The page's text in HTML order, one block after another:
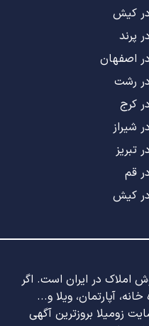
در کیش
پرند
در اصفهان
در رشت
کرج
شیراز
تبریز
قم
در کیش
املاک در ایران است. اگر
آپارتمان، ویلا و...
زومیلا بروزترین آگهی